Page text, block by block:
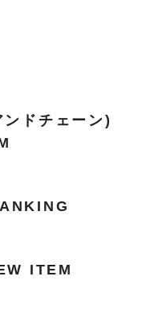
ドチェーン)
ITEM